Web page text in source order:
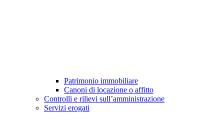
Patrimonio immobiliare
Canoni di locazione o affitto
Controlli e rilievi sull’amministrazione
Servizi erogati